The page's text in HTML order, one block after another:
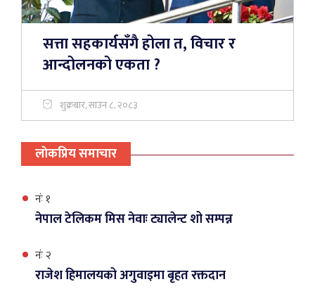
सत्ता सहकार्यसँगै होला त, विचार र
आन्दोलनको एकता ?
शुक्रबार, साउन ८, २०८३
लाेकप्रिय समाचार
नंः १
नेपाल टेलिकम मिस नेवाः ट्यालेन्ट शो सम्पन्न
नंः २
राजेश हिमालयको अगुवाइमा बृहत रक्तदान